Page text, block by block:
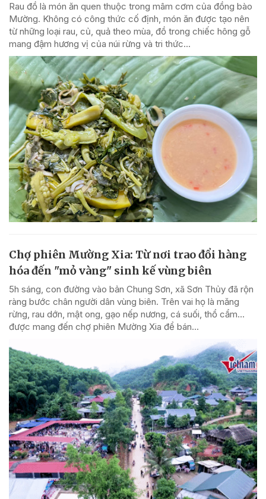
Rau đồ là món ăn quen thuộc trong mâm cơm của đồng bào
Mường. Không có công thức cố định, món ăn được tạo nên
từ những loại rau, củ, quả theo mùa, đồ trong chiếc hông gỗ
mang đậm hương vị của núi rừng và tri thức...
Chợ phiên Mường Xia: Từ nơi trao đổi hàng
hóa đến "mỏ vàng" sinh kế vùng biên
5h sáng, con đường vào bản Chung Sơn, xã Sơn Thủy đã rộn
ràng bước chân người dân vùng biên. Trên vai họ là măng
rừng, rau dớn, mật ong, gạo nếp nương, cá suối, thổ cẩm…
được mang đến chợ phiên Mường Xia để bán...